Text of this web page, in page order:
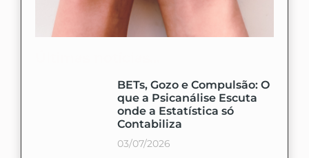
BETs, Gozo e Compulsão: O
que a Psicanálise Escuta
onde a Estatística só
Contabiliza
03/07/2026